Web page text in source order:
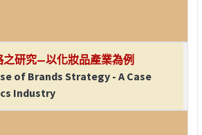
研究—以化妝品產業為例
of Brands Strategy - A Case
Industry